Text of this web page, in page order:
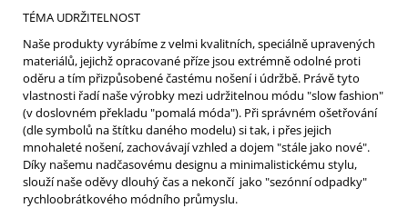
TÉMA UDRŽITELNOST
Naše produkty vyrábíme z velmi kvalitních, speciálně upravených
materiálů, jejichž opracované příze jsou extrémně odolné proti
oděru a tím přizpůsobené častému nošení i údržbě. Právě tyto
vlastnosti řadí naše výrobky mezi udržitelnou módu "slow fashion"
(v doslovném překladu "pomalá móda"). Při správném ošetřování
(dle symbolů na štítku daného modelu) si tak, i přes jejich
mnohaleté nošení, zachovávají vzhled a dojem "stále jako nové".
Díky našemu nadčasovému designu a minimalistickému stylu,
slouží naše oděvy dlouhý čas a nekončí jako "sezónní odpadky"
rychloobrátkového módního průmyslu.